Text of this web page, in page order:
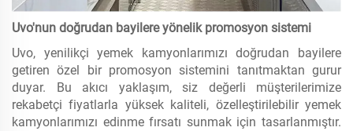
Uvo'nun doğrudan bayilere yönelik promosyon sistemi
Uvo, yenilikçi yemek kamyonlarımızı doğrudan bayilere
getiren özel bir promosyon sistemini tanıtmaktan gurur
duyar. Bu akıcı yaklaşım, siz değerli müşterilerimize
rekabetçi fiyatlarla yüksek kaliteli, özelleştirilebilir yemek
kamyonlarımızı edinme fırsatı sunmak için tasarlanmıştır.